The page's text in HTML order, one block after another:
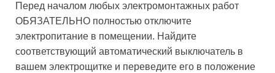
Перед началом любых электромонтажных работ
ОБЯЗАТЕЛЬНО полностью отключите
электропитание в помещении. Найдите
соответствующий автоматический выключатель в
вашем электрощитке и переведите его в положение